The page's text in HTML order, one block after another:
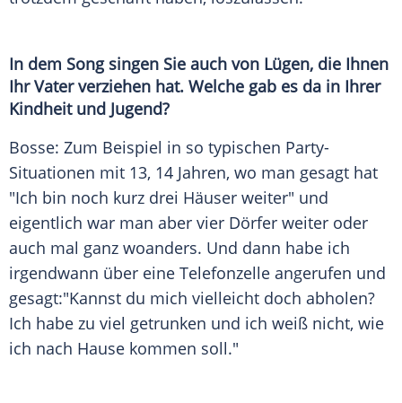
In dem Song singen Sie auch von Lügen, die Ihnen
Ihr Vater verziehen hat. Welche gab es da in Ihrer
Kindheit und Jugend?
Bosse: Zum Beispiel in so typischen Party-
Situationen mit 13, 14 Jahren, wo man gesagt hat
"Ich bin noch kurz drei Häuser weiter" und
eigentlich war man aber vier Dörfer weiter oder
auch mal ganz woanders. Und dann habe ich
irgendwann über eine Telefonzelle angerufen und
gesagt:"Kannst du mich vielleicht doch abholen?
Ich habe zu viel getrunken und ich weiß nicht, wie
ich nach Hause kommen soll."